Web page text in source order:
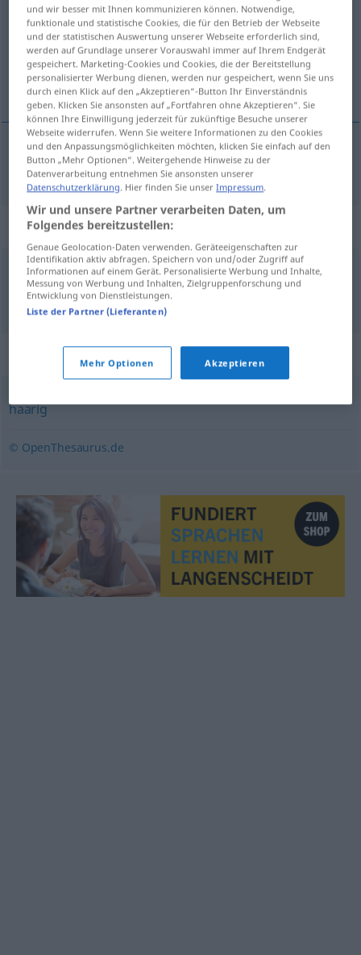
Übersicht aller Übersetzungen
(Für mehr Details die Übersetzung anklicken/antippen)
owłosiony
owłosiony behaart
Beispielsätze für "behaart"
dichtbehaart
gęstoowłosiony
Synonyme für "behaart"
haarig
© OpenThesaurus.de
und wir besser mit Ihnen kommunizieren können. Notwendige,
funktionale und statistische Cookies, die für den Betrieb der Webseite
und der statistischen Auswertung unserer Webseite erforderlich sind,
werden auf Grundlage unserer Vorauswahl immer auf Ihrem Endgerät
gespeichert. Marketing-Cookies und Cookies, die der Bereitstellung
personalisierter Werbung dienen, werden nur gespeichert, wenn Sie uns
durch einen Klick auf den „Akzeptieren“-Button Ihr Einverständnis
geben. Klicken Sie ansonsten auf „Fortfahren ohne Akzeptieren“. Sie
können Ihre Einwilligung jederzeit für zukünftige Besuche unserer
Webseite widerrufen. Wenn Sie weitere Informationen zu den Cookies
und den Anpassungsmöglichkeiten möchten, klicken Sie einfach auf den
Button „Mehr Optionen“. Weitergehende Hinweise zu der
Datenverarbeitung entnehmen Sie ansonsten unserer
Datenschutzerklärung. Hier finden Sie unserImpressum.
Wir und unsere Partner verarbeiten Daten, um
Folgendes bereitzustellen:
Genaue Geolocation-Daten verwenden. Geräteeigenschaften zur
Identifikation aktiv abfragen. Speichern von und/oder Zugriff auf
Informationen auf einem Gerät. Personalisierte Werbung und Inhalte,
Messung von Werbung und Inhalten, Zielgruppenforschung und
Entwicklung von Dienstleistungen.
Liste der Partner (Lieferanten)
Mehr Optionen Akzeptieren